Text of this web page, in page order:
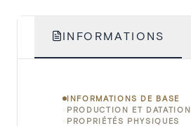
INFORMATIONS
INFORMATIONS DE BASE
PRODUCTION ET DATATION
PROPRIÉTÉS PHYSIQUES